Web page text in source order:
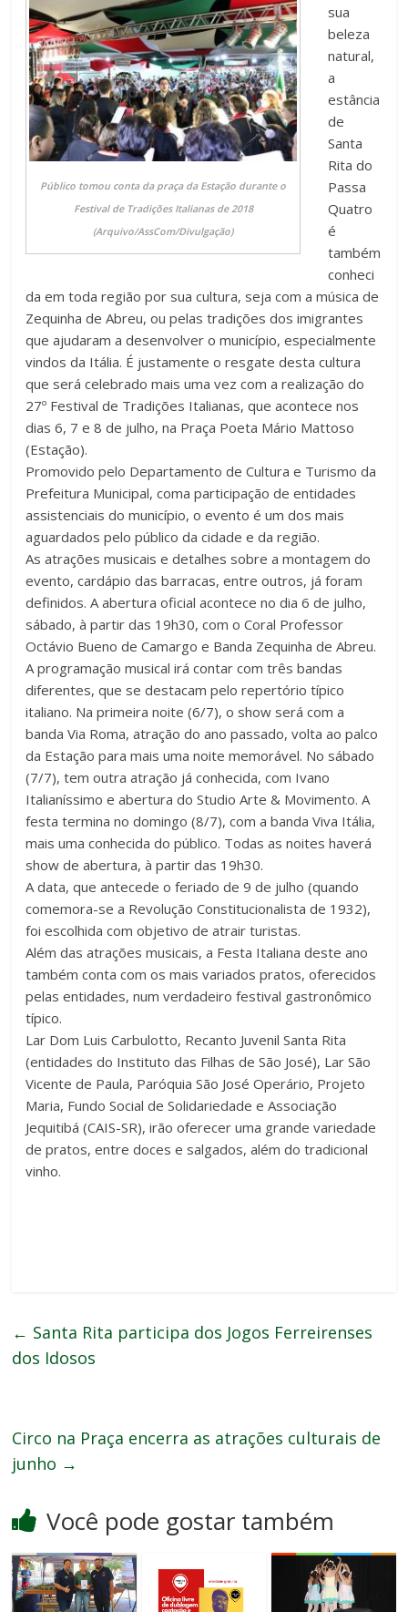
Público tomou conta da praça da Estação durante o
Festival de Tradições Italianas de 2018
(Arquivo/AssCom/Divulgação)
sua
beleza
natural,
a
estância
de
Santa
Rita do
Passa
Quatro
é
também
conheci
da em toda região por sua cultura, seja com a música de
Zequinha de Abreu, ou pelas tradições dos imigrantes
que ajudaram a desenvolver o município, especialmente
vindos da Itália. É justamente o resgate desta cultura
que será celebrado mais uma vez com a realização do
27º Festival de Tradições Italianas, que acontece nos
dias 6, 7 e 8 de julho, na Praça Poeta Mário Mattoso
(Estação).
Promovido pelo Departamento de Cultura e Turismo da
Prefeitura Municipal, coma participação de entidades
assistenciais do município, o evento é um dos mais
aguardados pelo público da cidade e da região.
As atrações musicais e detalhes sobre a montagem do
evento, cardápio das barracas, entre outros, já foram
definidos. A abertura oficial acontece no dia 6 de julho,
sábado, à partir das 19h30, com o Coral Professor
Octávio Bueno de Camargo e Banda Zequinha de Abreu.
A programação musical irá contar com três bandas
diferentes, que se destacam pelo repertório típico
italiano. Na primeira noite (6/7), o show será com a
banda Via Roma, atração do ano passado, volta ao palco
da Estação para mais uma noite memorável. No sábado
(7/7), tem outra atração já conhecida, com Ivano
Italianíssimo e abertura do Studio Arte & Movimento. A
festa termina no domingo (8/7), com a banda Viva Itália,
mais uma conhecida do público. Todas as noites haverá
show de abertura, à partir das 19h30.
A data, que antecede o feriado de 9 de julho (quando
comemora-se a Revolução Constitucionalista de 1932),
foi escolhida com objetivo de atrair turistas.
Além das atrações musicais, a Festa Italiana deste ano
também conta com os mais variados pratos, oferecidos
pelas entidades, num verdadeiro festival gastronômico
típico.
Lar Dom Luis Carbulotto, Recanto Juvenil Santa Rita
(entidades do Instituto das Filhas de São José), Lar São
Vicente de Paula, Paróquia São José Operário, Projeto
Maria, Fundo Social de Solidariedade e Associação
Jequitibá (CAIS-SR), irão oferecer uma grande variedade
de pratos, entre doces e salgados, além do tradicional
vinho.
← Santa Rita participa dos Jogos Ferreirenses
dos Idosos
Circo na Praça encerra as atrações culturais de
junho →
Você pode gostar também